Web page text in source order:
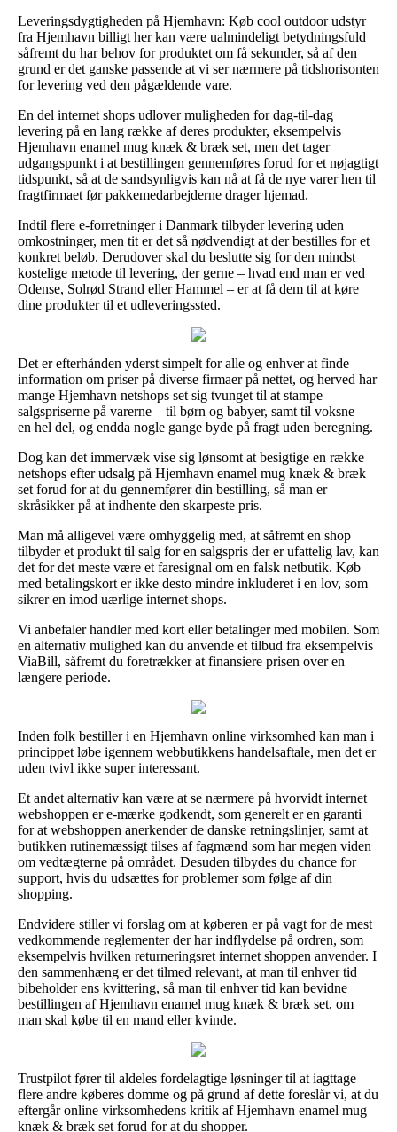
Leveringsdygtigheden på Hjemhavn: Køb cool outdoor udstyr
fra Hjemhavn billigt her kan være ualmindeligt betydningsfuld
såfremt du har behov for produktet om få sekunder, så af den
grund er det ganske passende at vi ser nærmere på tidshorisonten
for levering ved den pågældende vare.
En del internet shops udlover muligheden for dag-til-dag
levering på en lang række af deres produkter, eksempelvis
Hjemhavn enamel mug knæk & bræk set, men det tager
udgangspunkt i at bestillingen gennemføres forud for et nøjagtigt
tidspunkt, så at de sandsynligvis kan nå at få de nye varer hen til
fragtfirmaet før pakkemedarbejderne drager hjemad.
Indtil flere e-forretninger i Danmark tilbyder levering uden
omkostninger, men tit er det så nødvendigt at der bestilles for et
konkret beløb. Derudover skal du beslutte sig for den mindst
kostelige metode til levering, der gerne – hvad end man er ved
Odense, Solrød Strand eller Hammel – er at få dem til at køre
dine produkter til et udleveringssted.
Det er efterhånden yderst simpelt for alle og enhver at finde
information om priser på diverse firmaer på nettet, og herved har
mange Hjemhavn netshops set sig tvunget til at stampe
salgspriserne på varerne – til børn og babyer, samt til voksne –
en hel del, og endda nogle gange byde på fragt uden beregning.
Dog kan det immervæk vise sig lønsomt at besigtige en række
netshops efter udsalg på Hjemhavn enamel mug knæk & bræk
set forud for at du gennemfører din bestilling, så man er
skråsikker på at indhente den skarpeste pris.
Man må alligevel være omhyggelig med, at såfremt en shop
tilbyder et produkt til salg for en salgspris der er ufattelig lav, kan
det for det meste være et faresignal om en falsk netbutik. Køb
med betalingskort er ikke desto mindre inkluderet i en lov, som
sikrer en imod uærlige internet shops.
Vi anbefaler handler med kort eller betalinger med mobilen. Som
en alternativ mulighed kan du anvende et tilbud fra eksempelvis
ViaBill, såfremt du foretrækker at finansiere prisen over en
længere periode.
Inden folk bestiller i en Hjemhavn online virksomhed kan man i
princippet løbe igennem webbutikkens handelsaftale, men det er
uden tvivl ikke super interessant.
Et andet alternativ kan være at se nærmere på hvorvidt internet
webshoppen er e-mærke godkendt, som generelt er en garanti
for at webshoppen anerkender de danske retningslinjer, samt at
butikken rutinemæssigt tilses af fagmænd som har megen viden
om vedtægterne på området. Desuden tilbydes du chance for
support, hvis du udsættes for problemer som følge af din
shopping.
Endvidere stiller vi forslag om at køberen er på vagt for de mest
vedkommende reglementer der har indflydelse på ordren, som
eksempelvis hvilken returneringsret internet shoppen anvender. I
den sammenhæng er det tilmed relevant, at man til enhver tid
bibeholder ens kvittering, så man til enhver tid kan bevidne
bestillingen af Hjemhavn enamel mug knæk & bræk set, om
man skal købe til en mand eller kvinde.
Trustpilot fører til aldeles fordelagtige løsninger til at iagttage
flere andre køberes domme og på grund af dette foreslår vi, at du
eftergår online virksomhedens kritik af Hjemhavn enamel mug
knæk & bræk set forud for at du shopper.